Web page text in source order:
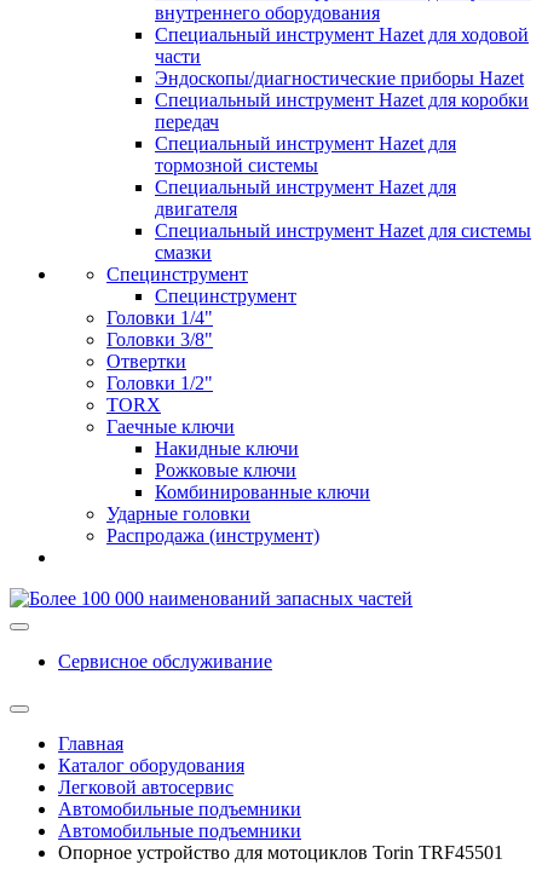
внутреннего оборудования
Специальный инструмент Hazet для ходовой
части
Эндоскопы/диагностические приборы Hazet
Специальный инструмент Hazet для коробки
передач
Специальный инструмент Hazet для
тормозной системы
Специальный инструмент Hazet для
двигателя
Специальный инструмент Hazet для системы
смазки
Специнструмент
Специнструмент
Головки 1/4"
Головки 3/8"
Отвертки
Головки 1/2"
TORX
Гаечные ключи
Накидные ключи
Рожковые ключи
Комбинированные ключи
Ударные головки
Распродажа (инструмент)
Сервисное обслуживание
Главная
Каталог оборудования
Легковой автосервис
Автомобильные подъемники
Автомобильные подъемники
Опорное устройство для мотоциклов Torin TRF45501